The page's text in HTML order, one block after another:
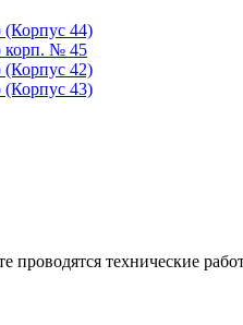
(Корпус 44)
корп. № 45
(Корпус 42)
(Корпус 43)
проводятся технические